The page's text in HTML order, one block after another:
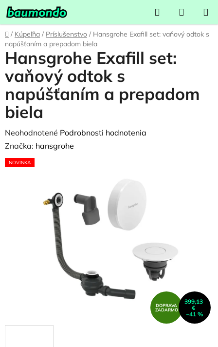
Prejsť
na
obsah
Hľadať
KOŠÍK
Domov
/ Kúpeľňa / Príslušenstvo / Hansgrohe Exafill set: vaňový odtok s
napúšťaním a prepadom biela
Hansgrohe Exafill set:
vaňový odtok s
napúšťaním a prepadom
biela
Priemerné
hodnotenie
produktu
Neohodnotené Podrobnosti hodnotenia
Značka: hansgrohe
NOVINKA
DOPRAVA
ZADARMO
399,13
€
–41 %